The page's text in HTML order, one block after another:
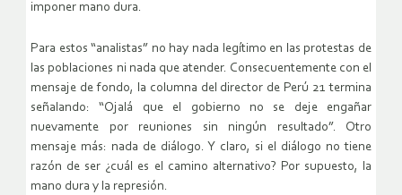
imponer mano dura.
Para estos “analistas” no hay nada legítimo en las protestas de
las poblaciones ni nada que atender. Consecuentemente con el
mensaje de fondo, la columna del director de Perú 21 termina
señalando: “Ojalá que el gobierno no se deje engañar
nuevamente por reuniones sin ningún resultado”. Otro
mensaje más: nada de diálogo. Y claro, si el diálogo no tiene
razón de ser ¿cuál es el camino alternativo? Por supuesto, la
mano dura y la represión.